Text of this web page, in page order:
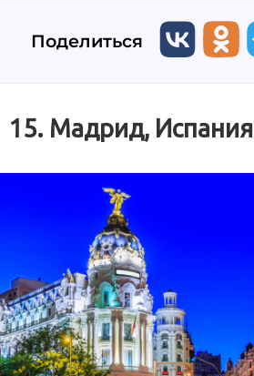
Поделиться
15. Мадрид, Испания